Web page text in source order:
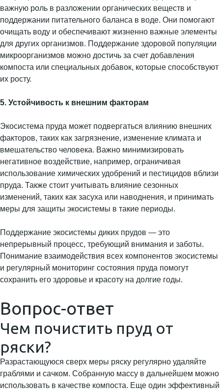
важную роль в разложении органических веществ и
поддержании питательного баланса в воде. Они помогают
очищать воду и обеспечивают жизненно важные элементы
для других организмов. Поддержание здоровой популяции
микроорганизмов можно достичь за счет добавления
компоста или специальных добавок, которые способствуют
их росту.
5. Устойчивость к внешним факторам
Экосистема пруда может подвергаться влиянию внешних
факторов, таких как загрязнение, изменение климата и
вмешательство человека. Важно минимизировать
негативное воздействие, например, ограничивая
использование химических удобрений и пестицидов вблизи
пруда. Также стоит учитывать влияние сезонных
изменений, таких как засуха или наводнения, и принимать
меры для защиты экосистемы в такие периоды.
Поддержание экосистемы диких прудов — это
непрерывный процесс, требующий внимания и заботы.
Понимание взаимодействия всех компонентов экосистемы
и регулярный мониторинг состояния пруда помогут
сохранить его здоровье и красоту на долгие годы.
Вопрос-ответ
Чем почистить пруд от
ряски?
Разрастающуюся сверх меры ряску регулярно удаляйте
граблями и сачком. Собранную массу в дальнейшем можно
использовать в качестве компоста. Еще один эффективный